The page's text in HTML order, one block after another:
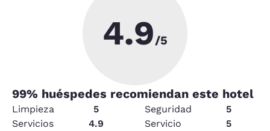
4.9/5
99% huéspedes recomiendan este hotel
Limpieza 5 Seguridad
5
Servicios
4.9 Servicio
5